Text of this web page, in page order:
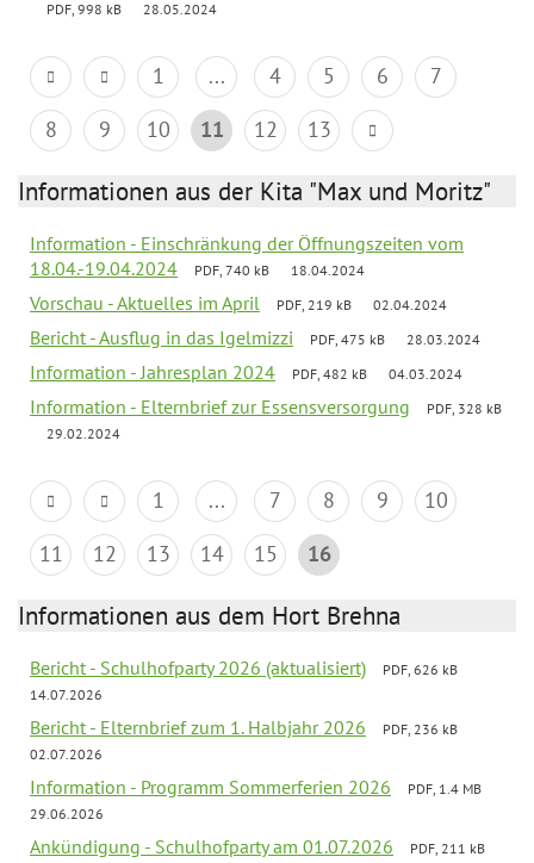
PDF, 998 kB 28.05.2024
1 ... 4 5 6
7
8
9 10 11 12 13
Informationen aus der Kita "Max und Moritz"
Information - Einschränkung der Öffnungszeiten vom
18.04.-19.04.2024
PDF, 740 kB 18.04.2024
Vorschau - Aktuelles im April PDF, 219 kB 02.04.2024
Bericht - Ausflug in das Igelmizzi PDF, 475 kB 28.03.2024
Information - Jahresplan 2024 PDF, 482 kB 04.03.2024
Information - Elternbrief zur Essensversorgung
PDF, 328 kB
29.02.2024
1 ... 7 8 9
10
11
12 13 14 15 16
Informationen aus dem Hort Brehna
Bericht - Schulhofparty 2026 (aktualisiert)
PDF, 626 kB
14.07.2026
Bericht - Elternbrief zum 1. Halbjahr 2026
PDF, 236 kB
02.07.2026
Information - Programm Sommerferien 2026
PDF, 1.4 MB
29.06.2026
Ankündigung - Schulhofparty am 01.07.2026
PDF, 211 kB